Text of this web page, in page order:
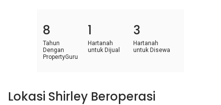
8
Tahun
Dengan
PropertyGuru
1
Hartanah
untuk Dijual
3
Hartanah
untuk Disewa
Lokasi Shirley Beroperasi